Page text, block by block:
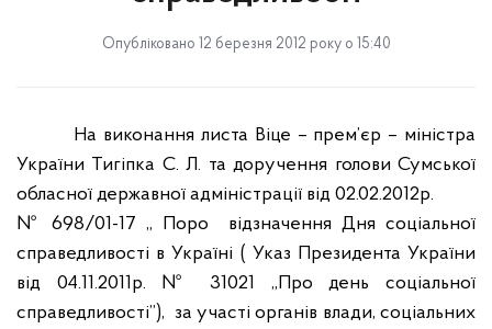
Опубліковано 12 березня 2012 року о 15:40
На виконання листа Віце – прем’єр – міністра
України Тигіпка С. Л. та доручення голови Сумської
обласної державної адміністрації від 02.02.2012р.
№ 698/01-17 „ Поро
відзначення Дня соціальної
справедливості в Україні ( Указ Президента України
від 04.11.2011р. № 31021 „Про день соціальної
справедливості”), за участі органів влади, соціальних